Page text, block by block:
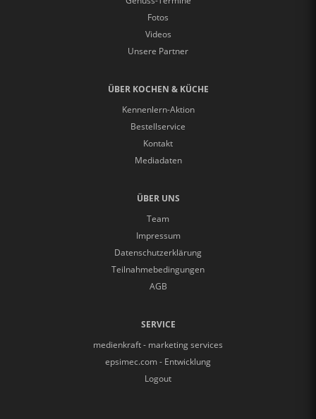
Fotos
Videos
Unsere Partner
ÜBER KOCHEN & KÜCHE
Kennenlern-Aktion
Bestellservice
Kontakt
Mediadaten
ÜBER UNS
Team
Impressum
Datenschutzerklärung
Teilnahmebedingungen
AGB
SERVICE
medienkraft - marketing services
epsimec.com - Entwicklung
Logout